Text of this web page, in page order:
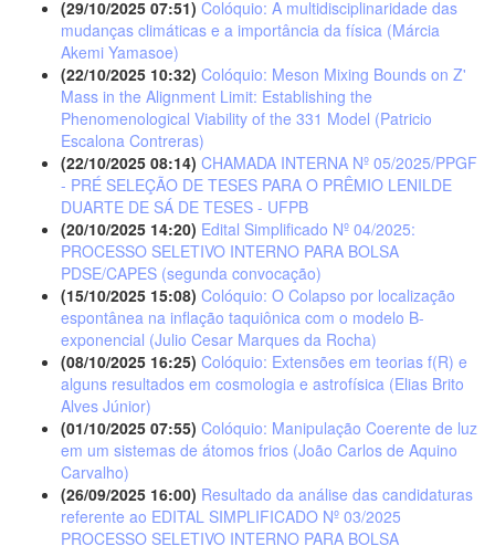
(29/10/2025 07:51) Colóquio: A multidisciplinaridade das
mudanças climáticas e a importância da física (Márcia
Akemi Yamasoe)
(22/10/2025 10:32) Colóquio: Meson Mixing Bounds on Z'
Mass in the Alignment Limit: Establishing the
Phenomenological Viability of the 331 Model (Patricio
Escalona Contreras)
(22/10/2025 08:14) CHAMADA INTERNA Nº 05/2025/PPGF
- PRÉ SELEÇÃO DE TESES PARA O PRÊMIO LENILDE
DUARTE DE SÁ DE TESES - UFPB
(20/10/2025 14:20) Edital Simplificado Nº 04/2025:
PROCESSO SELETIVO INTERNO PARA BOLSA
PDSE/CAPES (segunda convocação)
(15/10/2025 15:08) Colóquio: O Colapso por localização
espontânea na inflação taquiônica com o modelo B-
exponencial (Julio Cesar Marques da Rocha)
(08/10/2025 16:25) Colóquio: Extensões em teorias f(R) e
alguns resultados em cosmologia e astrofísica (Elias Brito
Alves Júnior)
(01/10/2025 07:55) Colóquio: Manipulação Coerente de luz
em um sistemas de átomos frios (João Carlos de Aquino
Carvalho)
(26/09/2025 16:00) Resultado da análise das candidaturas
referente ao EDITAL SIMPLIFICADO Nº 03/2025
PROCESSO SELETIVO INTERNO PARA BOLSA